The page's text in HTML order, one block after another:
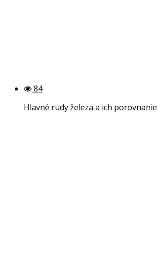
84
Hlavné rudy železa a ich porovnanie